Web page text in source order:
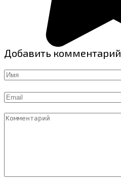
Добавить комментарий
Имя
Email
Комментарий